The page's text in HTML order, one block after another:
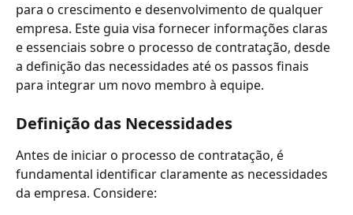
para o crescimento e desenvolvimento de qualquer
empresa. Este guia visa fornecer informações claras
e essenciais sobre o processo de contratação, desde
a definição das necessidades até os passos finais
para integrar um novo membro à equipe.
Definição das Necessidades
Antes de iniciar o processo de contratação, é
fundamental identificar claramente as necessidades
da empresa. Considere: